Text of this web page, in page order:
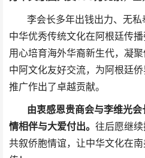
李会长多年出钱出力、无私
中华优秀传统文化在阿根廷传播
用心培育海外华裔新生代，凝
中阿文化友好交流，为阿根廷
推广作出了卓越贡献。
由衷感恩贵商会与李维光
情相伴与大爱付出。 往后愿继续
共叙侨胞情谊，让中华文化在